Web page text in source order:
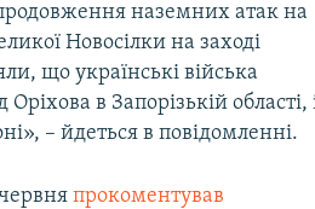
наземних атак на
Новосілки на заході
що українські війська
в Запорізькій області,
– йдеться в повідомленні.
прокоментував